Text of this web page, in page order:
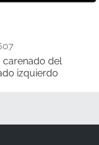
carenado del
izquierdo